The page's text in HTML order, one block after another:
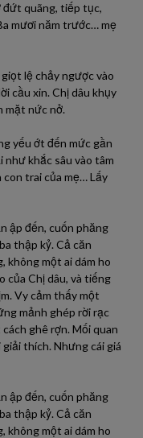
đứt quãng, tiếp tục,
mươi năm trước… mẹ
lệ chảy ngược vào
cầu xin. Chị dâu khụy
mặt nức nở.
yếu ớt đến mức gần
khắc sâu vào tâm
con trai của mẹ… Lấy
ập đến, cuốn phăng
thập kỷ. Cả căn
không một ai dám ho
của Chị dâu, và tiếng
Vy cảm thấy một
mảnh ghép rời rạc
ghê rợn. Mối quan
thích. Nhưng cái giá
ập đến, cuốn phăng
thập kỷ. Cả căn
không một ai dám ho